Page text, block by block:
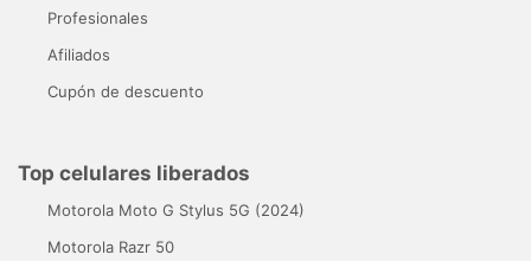
Profesionales
Afiliados
Cupón de descuento
Top celulares liberados
Motorola Moto G Stylus 5G (2024)
Motorola Razr 50